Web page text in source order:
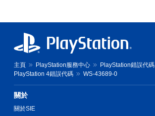
主頁 PlayStation服務中心
PlayStation錯誤代碼
PlayStation 4錯誤代碼
WS-43689-0
關於
關於SIE